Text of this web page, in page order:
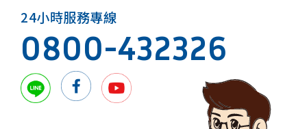
24小時服務專線
0800-432326